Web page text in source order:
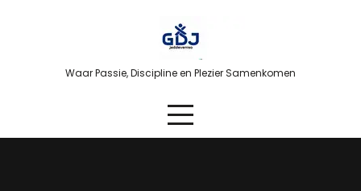
Waar Passie, Discipline en Plezier Samenkomen